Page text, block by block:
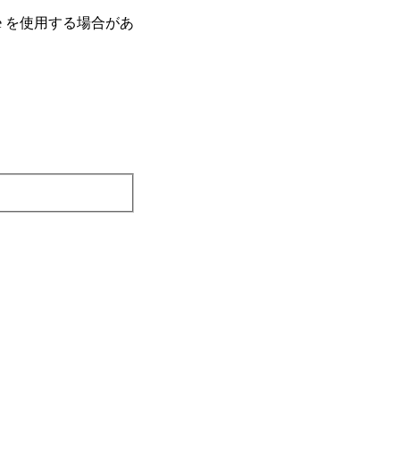
使⽤する場合があ